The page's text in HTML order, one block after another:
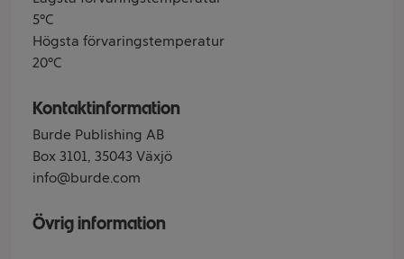
5°C
Högsta förvaringstemperatur
20°C
Kontaktinformation
Burde Publishing AB
Box 3101, 35043 Växjö
info@burde.com
Övrig information